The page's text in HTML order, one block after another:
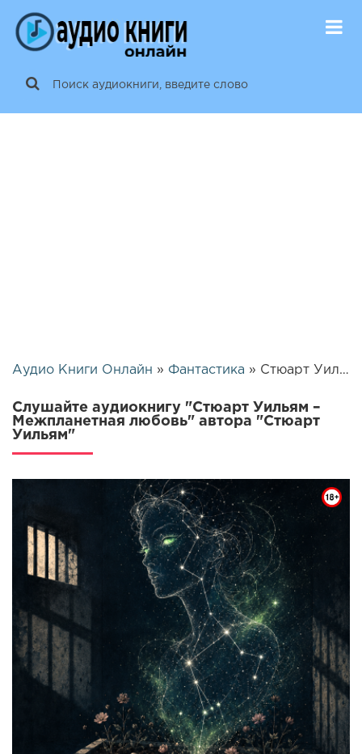
Аудио Книги Онлайн » Фантастика » Стюарт Уильям – Межпланетная любовь | 26377
Слушайте аудиокнигу "Стюарт Уильям –
Межпланетная любовь" автора "Стюарт
Уильям"